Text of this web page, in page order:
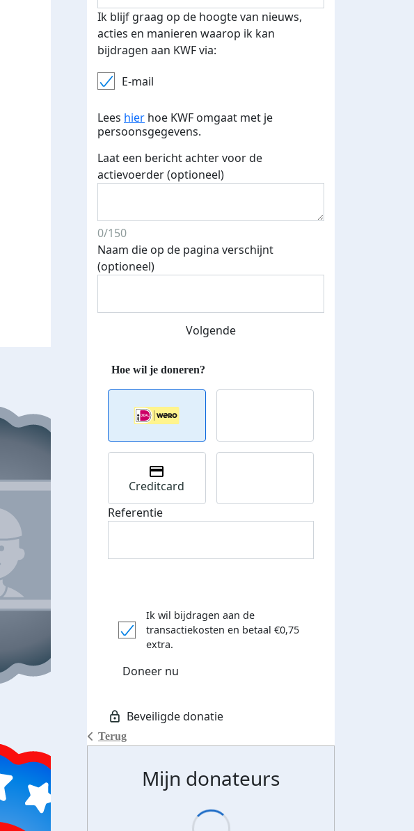
Bij 500 euro aan donaties ontvang
Ik blijf graag op de hoogte van nieuws,
acties en manieren waarop ik kan
bijdragen aan KWF via:
E-mail
Lees hier hoe KWF omgaat met je
persoonsgegevens.
Laat een bericht achter voor de
actievoerder (optioneel)
0/150
Naam die op de pagina verschijnt
(optioneel)
Volgende
Terug
Creditcard
Referentie
Ik wil bijdragen aan de
transactiekosten en betaal €0,75
extra.
Doneer nu
Mijn donateurs